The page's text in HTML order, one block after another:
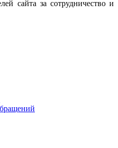
сайта за сотрудничество и